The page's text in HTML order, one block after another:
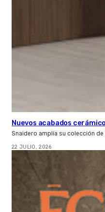
Nuevos acabados
Snaidero amplía su colección
22 JULIO, 2026